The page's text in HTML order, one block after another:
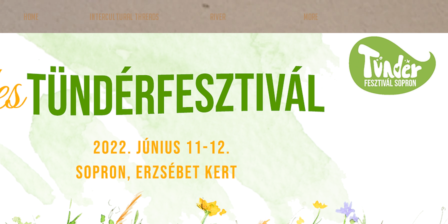
Home Intercultural Threads RIVER More